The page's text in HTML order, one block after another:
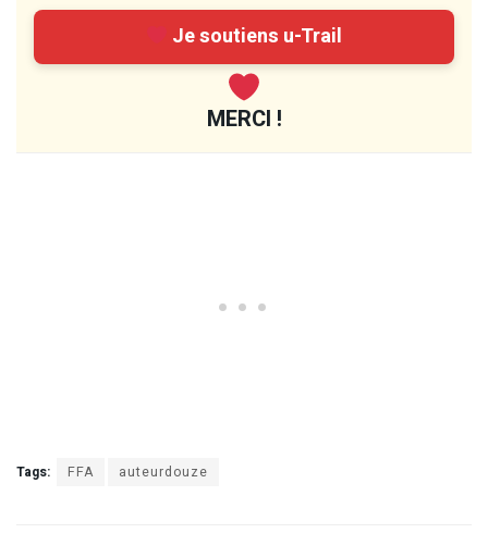
Je soutiens u-Trail
MERCI !
Tags: FFA auteurdouze